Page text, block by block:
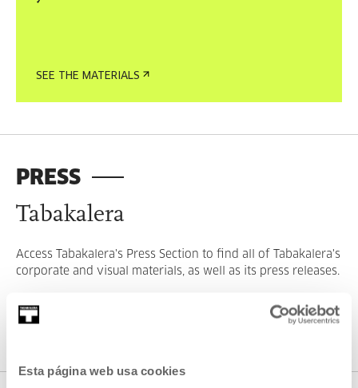
Esta página web usa cookies
SEE THE MATERIALS
PRESS
Tabakalera
Access Tabakalera's Press Section to find all of Tabakalera's
corporate and visual materials, as well as its press releases.